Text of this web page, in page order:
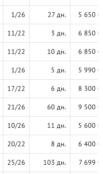
1/26 27 дн. 5 650
11/22 3 дн. 6 850
11/22 10 дн. 6 850
1/26 5 дн. 5 990
17/22 6 дн. 8 300
21/26 60 дн. 9 500
10/26 11 дн. 5 600
20/22 8 дн. 6 400
25/26 103 дн. 7 699